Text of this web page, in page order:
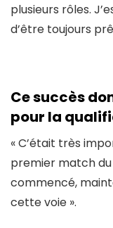
plusieurs rôles.
d’être toujours
Ce succès
pour la
« C’était très
premier match du
commencé,
cette voie ».